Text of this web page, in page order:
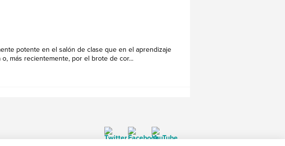
potente en el salón de clase que en el aprendizaje
más recientemente, por el brote de cor...